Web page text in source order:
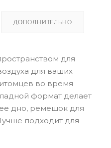
ДОПОЛНИТЕЛЬНО
для
для ваших
во время
формат делает
дно, ремешок для
подходит для